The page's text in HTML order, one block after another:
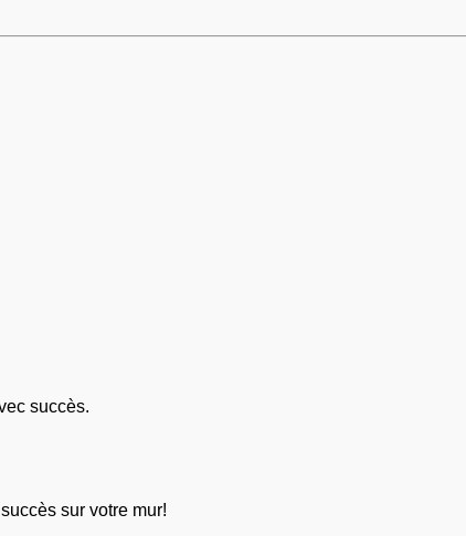
succès.
sur votre mur!